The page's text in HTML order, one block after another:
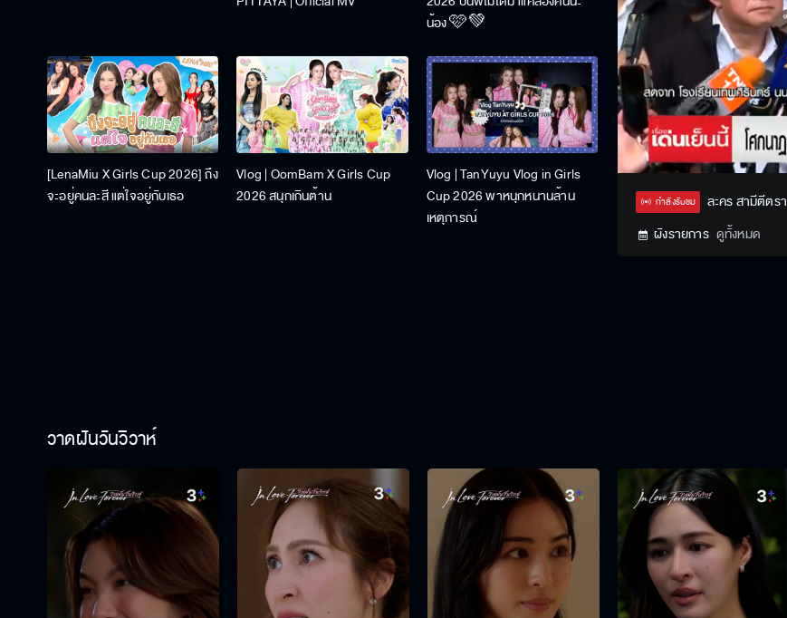
น้อง 🩷💚
[LenaMiu X Girls Cup 2026] ถึง
จะอยู่คนละสี แต่ใจอยู่กับเธอ
Vlog | OomBam X Girls Cup
2026 สนุกเกินต้าน
Vlog | TanYuyu Vlog in Girls
Cup 2026 พาหนุกหนานล้าน
เหตุการณ์
UnmuteStream
Type
กำลังรับชม
ละคร สามีตีตรา
ผังรายการ ดูทั้งหมด
วาดฝันวันวิวาห์